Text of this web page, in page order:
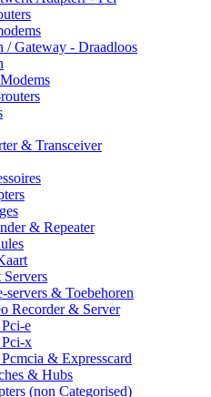
/ Gateway - Draadloos
& Transceiver
& Repeater
servers & Toebehoren
Recorder & Server
e
x
& Expresscard
& Hubs
(non Categorised)